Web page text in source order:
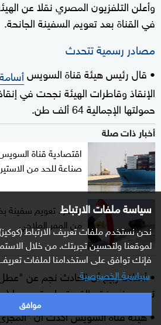
سياسة ملفات الارتباط
نحن نستخدم ملفات تعريف الارتباط
لموقعنا ولتحسين تجربتك. من خلال
فإنك توافق على استخدامنا لملفات تعريف
سياسية الخصوصية
موافق
وأعلن التلفزيون المصري نقلا عن
في القناة بعد تعويم السفينة الجانحة.
مصادر رسمية تتحدث
• قال رئيس هيئة قناة السويس
الإنقاذ وقاطرات الهيئة نجحت في
حمولتها الإجمالية 64 ألف طن.
أخبار ذات صلة
صناعة للحد من
مصر.. تعويم سفينة
من الممر الملاحي
• أضاف ربيع أن الحادث نجم عن
تسبب في فقد القدرة على توجيهها
• هيئة قناة السويس أكدت أن